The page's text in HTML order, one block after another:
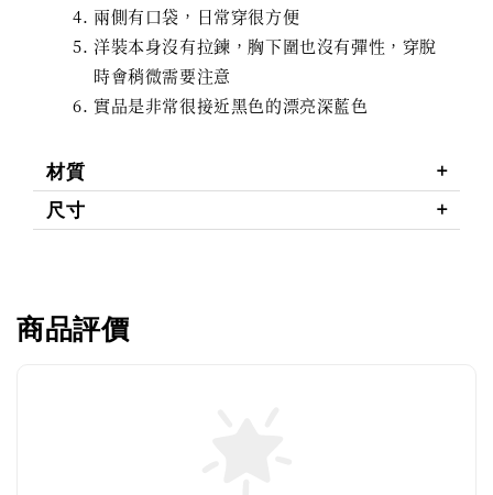
兩側有口袋，日常穿很方便
洋裝本身沒有拉鍊，胸下圍也沒有彈性，穿脫
時會稍微需要注意
實品是非常很接近黑色的漂亮深藍色
材質
尺寸
商品評價